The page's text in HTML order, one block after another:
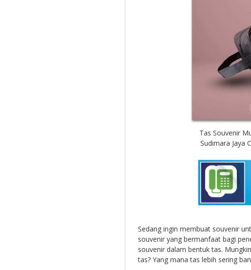
Tas Souvenir
Sudimara Jaya
Sedang ingin membuat souvenir
souvenir yang bermanfaat bagi
souvenir dalam bentuk tas.
tas? Yang mana tas lebih sering